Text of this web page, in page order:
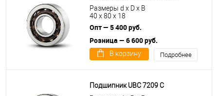
Размеры d x D x B
40 x 80 x 18
Опт — 5 400 руб.
Розница — 6 600 руб.
В корзину Подробнее
Подшипник UBC 7209 C